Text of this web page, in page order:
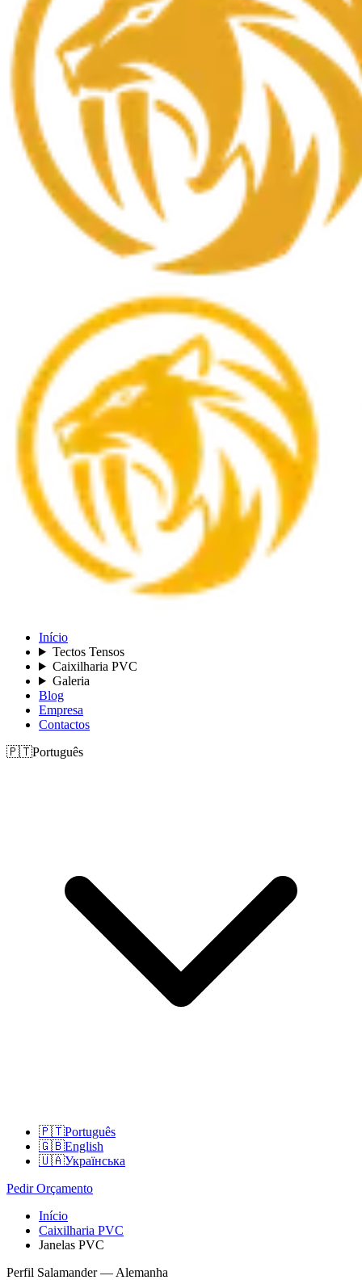
Início
Tectos Tensos
Caixilharia PVC
Galeria
Blog
Empresa
Contactos
🇵🇹Português
🇵🇹Português
🇬🇧English
🇺🇦Українська
Pedir Orçamento
Início
Caixilharia PVC
Janelas PVC
Perfil Salamander — Alemanha